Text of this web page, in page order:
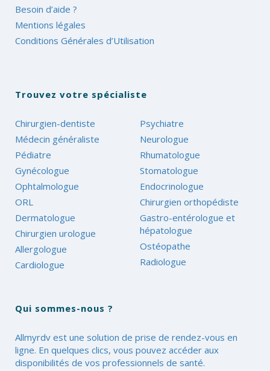
Besoin d’aide ?
Mentions légales
Conditions Générales d’Utilisation
Trouvez votre spécialiste
Chirurgien-dentiste
Médecin généraliste
Pédiatre
Gynécologue
Ophtalmologue
ORL
Dermatologue
Chirurgien urologue
Allergologue
Cardiologue
Psychiatre
Neurologue
Rhumatologue
Stomatologue
Endocrinologue
Chirurgien orthopédiste
Gastro-entérologue et
hépatologue
Ostéopathe
Radiologue
Qui sommes-nous ?
Allmyrdv est une solution de prise de rendez-vous en
ligne. En quelques clics, vous pouvez accéder aux
disponibilités de vos professionnels de santé.